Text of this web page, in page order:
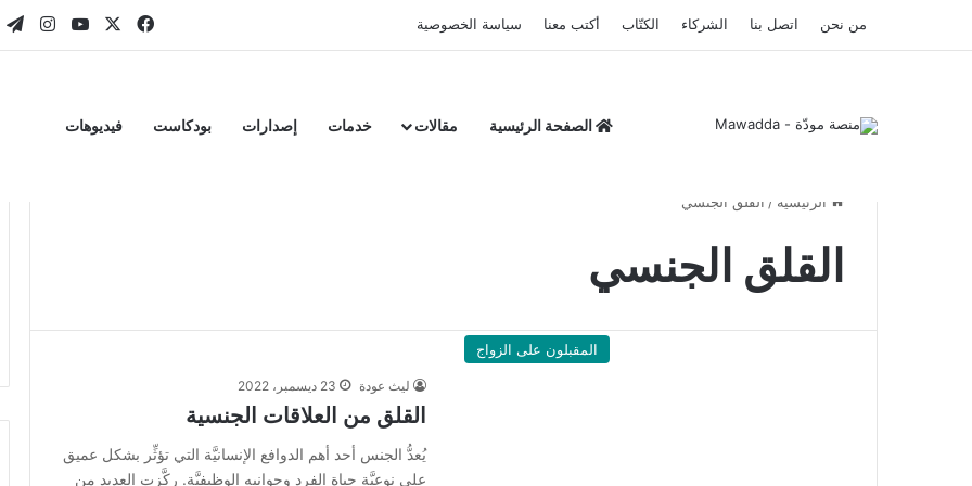
من نحن اتصل بنا الشركاء الكتّاب أكتب معنا سياسة الخصوصية فيسبوك ‫YouTube
الصفحة الرئيسية مقالات خدمات إصدارات بودكاست فيديوهات
الرئيسية / القلق الجنسي
القلق الجنسي
المقبلون على الزواج
ليث عودة 23 ديسمبر، 2022
القلق من العلاقات الجنسية
يُعدُّ الجنس أحد أهم الدوافع الإنسانيَّة التي تؤثِّر بشكل عميق
على نوعيَّة حياة الفرد وجوانبه الوظيفيَّة. ركَّزت العديد من